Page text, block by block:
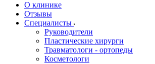
О клинике
Отзывы
Специалисты
Руководители
Пластические хирурги
Травматологи - ортопеды
Косметологи